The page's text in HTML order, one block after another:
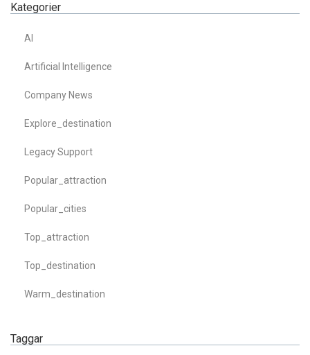
Kategorier
AI
Artificial Intelligence
Company News
Explore_destination
Legacy Support
Popular_attraction
Popular_cities
Top_attraction
Top_destination
Warm_destination
Taggar